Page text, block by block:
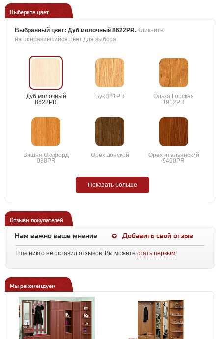
Выберите цвет
Выбранный цвет: Дуб молочный 8622PR. Кликните
на понравившийся цвет для выбора
Дуб молочный
8622PR
Бук 381PR
Ольха Горская
1912PR
Вишня Оксфорд
088PR
Орех донской
Орех итальянский
9490PR
Показать больше
Отзывы покупателей
Нам важно ваше мнение Добавить свой отзыв
Еще никто не оставил отзывов. Вы можете стать первым!
Мы рекомендуем